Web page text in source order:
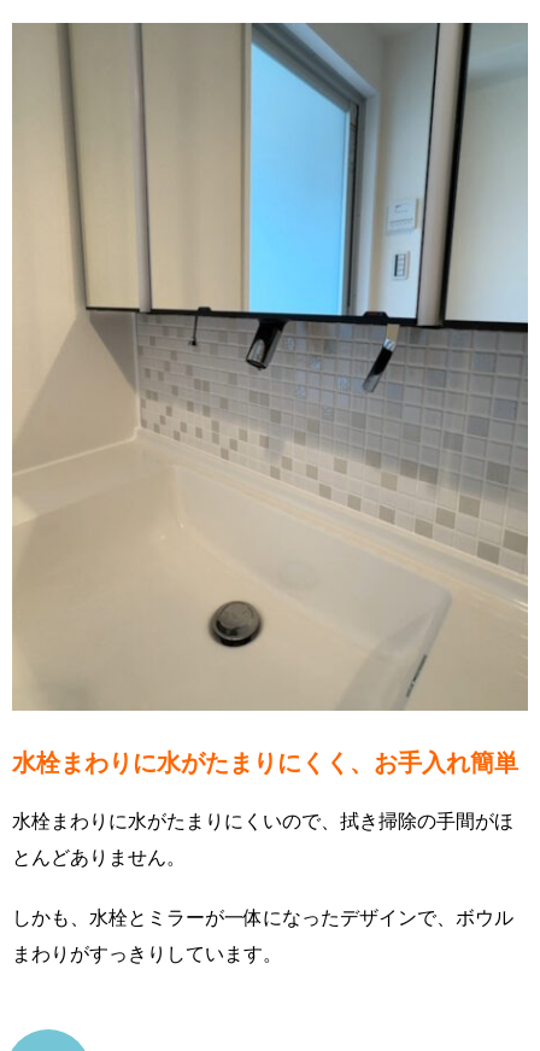
水栓まわりに水がたまりにくく、お手入れ簡単
水栓まわりに水がたまりにくいので、拭き掃除の手間がほ
とんどありません。
しかも、水栓とミラーが一体になったデザインで、ボウル
まわりがすっきりしています。